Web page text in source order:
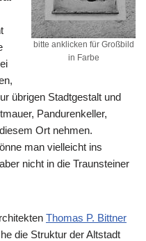
bitte anklicken für Großbild
in Farbe
übrigen Stadtgestalt und
Pandurenkeller,
Ort nehmen.
man vielleicht ins
nicht in die Traunsteiner
Thomas P. Bittner
die Struktur der Altstadt